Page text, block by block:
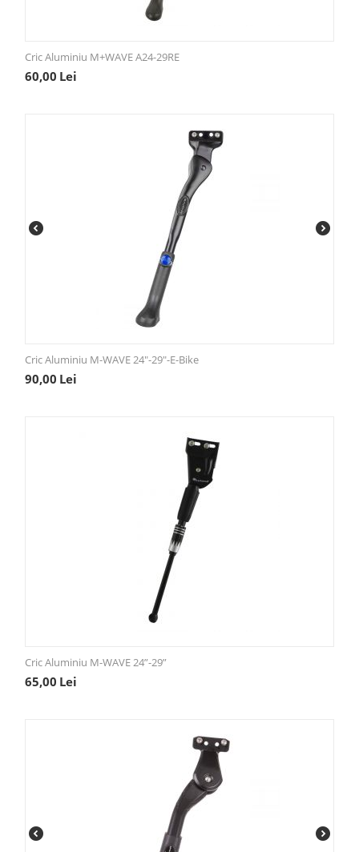
Cric Aluminiu M+WAVE A24-29RE
60,00 Lei
Cric Aluminiu M-WAVE 24"-29"-E-Bike
90,00 Lei
Cric Aluminiu M-WAVE 24”-29”
65,00 Lei